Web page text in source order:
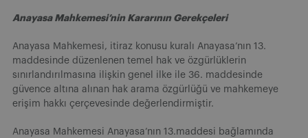
Anayasa Mahkemesi’nin Kararının Gerekçeleri
Anayasa Mahkemesi, itiraz konusu kuralı Anayasa’nın 13.
maddesinde düzenlenen temel hak ve özgürlüklerin
sınırlandırılmasına ilişkin genel ilke ile 36. maddesinde
güvence altına alınan hak arama özgürlüğü ve mahkemeye
erişim hakkı çerçevesinde değerlendirmiştir.
Anayasa Mahkemesi Anayasa’nın 13.maddesi bağlamında